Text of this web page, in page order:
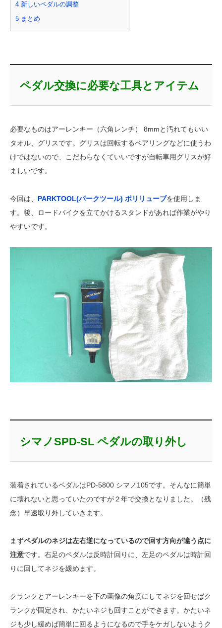
4 新しいペダルの調整
5 まとめ
ペダル交換に必要な工具とアイテム
必要なものはアーレンキー（六角レンチ） 8mmと汚れてもいい
タオル、グリスです。グリスは回転するベアリングなどに使うわ
けではないので、こだわらなくていいですが自転車用グリスが好
ましいです。
今回は、 PARKTOOL(パークツール) ポリリューブを使用しま
す。後、ロードバイクを立てかけるスタンドがあれば作業がやり
やすいです。
シマノSPD-SL ペダルの取り外し
装着されているペダルはPD-5800 シマノ105です。そんなに簡単
に壊れないと思っていたのですが２年で交換となりました。（残
念）早速取り外していきます。
まずペダルのネジは左右逆になっているので回す方向が違う点に
注意です。右足のペダルは反時計回りに、左足のペダルは時計回
りに回してネジを緩めます。
クランクとアーレンキーを下の画像の角度にしてネジを回せばク
ランクが固定され、かたいネジも回すことができます。かたいネ
ジも少し緩めば簡単に回るようになるので手をケガしないようク